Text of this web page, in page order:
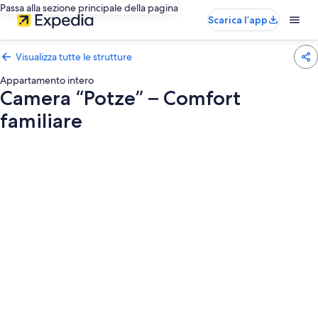
Passa alla sezione principale della pagina
Scarica l’app
Visualizza tutte le strutture
Appartamento intero
Camera “Potze” – Comfort
familiare